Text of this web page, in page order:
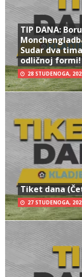
TIP DANA:
Sudar dva
odličnoj formi!
28 STUDENOGA,
Tiket dana
27 STUDENOGA,